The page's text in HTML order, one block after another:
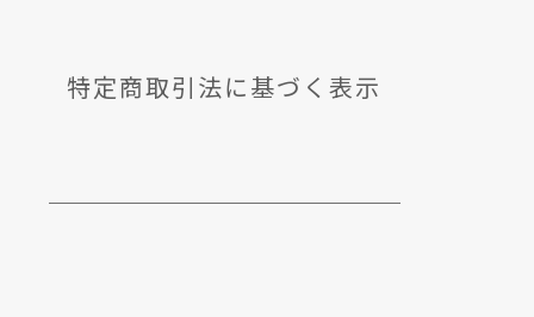
特定商取引法に基づく表示